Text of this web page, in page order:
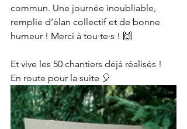
commun. Une journée inoubliable,
remplie d’élan collectif et de bonne
humeur ! Merci à tou·te·s ! 🙌
Et vive les 50 chantiers déjà réalisés !
En route pour la suite 🎈